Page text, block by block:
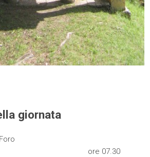
giornata
ore 07.30